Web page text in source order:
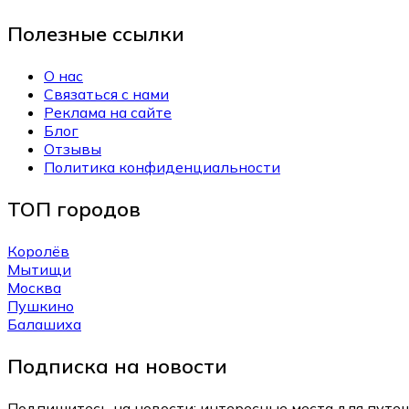
Полезные ссылки
О нас
Связаться с нами
Реклама на сайте
Блог
Отзывы
Политика конфиденциальности
ТОП городов
Королёв
Мытищи
Москва
Пушкино
Балашиха
Подписка на новости